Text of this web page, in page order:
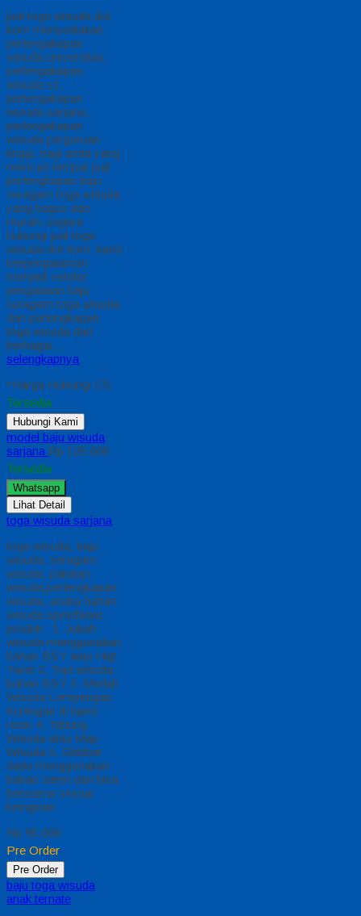
jual toga wisuda dot
kom menyediakan
perlengakapan
wisuda universitas,
perlengakapan
wisuda s1,
perlengakapan
wisuda sarjana,
perlengakapan
wisuda perguruan
tinggi, bagi anda yang
mencari tempat jual
perlengkapan baju
seragam toga wisuda
yang bagus dan
murah..segera
hubungi jual toga
wisuda dot kom .kami
berpengalaman
menjadi vendor
pengadaan baju
seragam toga wisuda
dan perlengkapan
toga wisuda dari
berbagai…
selengkapnya
*Harga Hubungi CS
Tersedia
Hubungi Kami
model baju wisuda
sarjana Rp 125.000
Tersedia
Whatsapp
Lihat Detail
toga wisuda sarjana
toga wisuda, baju
wisuda, seragam
wisuda, pakaian
wisuda,perlengkapan
wisuda, aneka bahan
wisuda spesifikasi
produk : 1. Jubah
wisuda menggunakan
bahan BSY atau Higt
Twist 2. Topi wisuda
bahan BSY 3. Medali
Wisuda Lempengan
Kuningan di lapisi
resin 4. Tabung
Wisuda atau Map
Wisuda 5. Slebber
dada menggunakan
bahan saten dan bisa
berwarna sesuai
keinginan
Rp 95.000
Pre Order
Pre Order
baju toga wisuda
anak ternate